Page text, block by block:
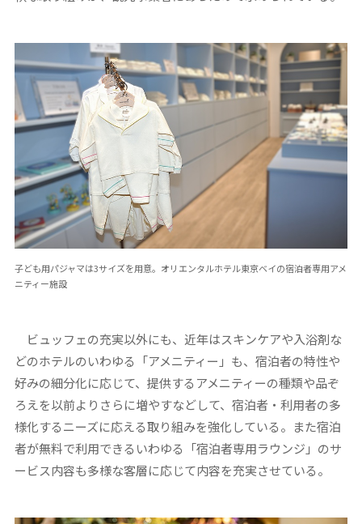
子ども用パジャマは3サイズを用意。オリエンタルホテル東京ベイの宿泊者専用アメ
ニティー施設
ビュッフェの充実以外にも、近年はスキンケアや入浴剤な
どのホテルのいわゆる「アメニティー」も、宿泊者の特性や
好みの細分化に応じて、提供するアメニティーの種類や品ぞ
ろえを以前よりさらに増やすなどして、宿泊者・利用者の多
様化するニーズに応える取り組みを強化している。また宿泊
者が無料で利用できるいわゆる「宿泊者専用ラウンジ」のサ
ービス内容も多様な客層に応じて内容を充実させている。